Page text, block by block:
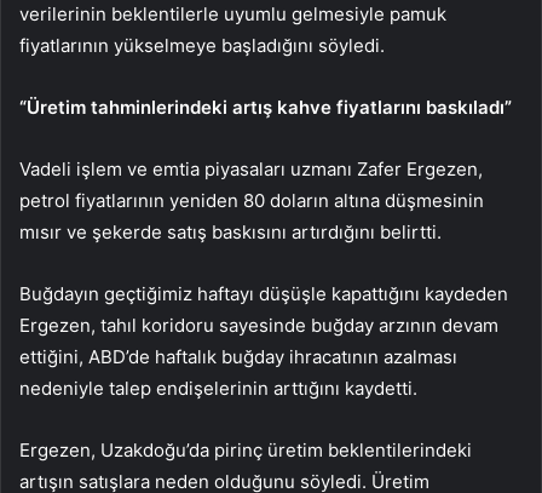
verilerinin beklentilerle uyumlu gelmesiyle pamuk
fiyatlarının yükselmeye başladığını söyledi.
“Üretim tahminlerindeki artış kahve fiyatlarını baskıladı”
Vadeli işlem ve emtia piyasaları uzmanı Zafer Ergezen,
petrol fiyatlarının yeniden 80 doların altına düşmesinin
mısır ve şekerde satış baskısını artırdığını belirtti.
Buğdayın geçtiğimiz haftayı düşüşle kapattığını kaydeden
Ergezen, tahıl koridoru sayesinde buğday arzının devam
ettiğini, ABD’de haftalık buğday ihracatının azalması
nedeniyle talep endişelerinin arttığını kaydetti.
Ergezen, Uzakdoğu’da pirinç üretim beklentilerindeki
artışın satışlara neden olduğunu söyledi. Üretim